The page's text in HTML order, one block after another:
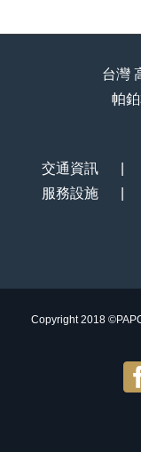
台灣
帕
交通資訊
服務設施
Copyright 2018